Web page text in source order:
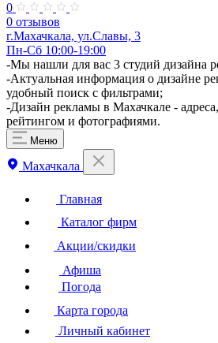
0
0 отзывов
г.Махачкала, ул.Славы, 3
Пн-Сб 10:00-19:00
​-Мы нашли для вас 3 студий дизайна
-Актуальная информация о дизайне
удобный поиск с фильтрами;
-Дизайн рекламы в Махачкале -
рейтингом и фотографиями.
Меню
Махачкала
Главная
Каталог фирм
Акции/скидки
Афиша
Погода
Карта города
Личный кабинет